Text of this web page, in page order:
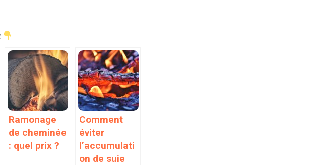
Ramonage
de cheminée
: quel prix ?
Comment
éviter
l’accumulati
on de suie